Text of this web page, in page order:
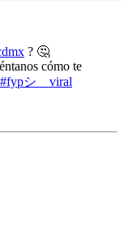
? 🤔
cómo te
#fypシ゚viral